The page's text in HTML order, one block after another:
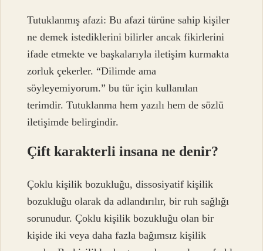
Tutuklanmış afazi: Bu afazi türüne sahip kişiler
ne demek istediklerini bilirler ancak fikirlerini
ifade etmekte ve başkalarıyla iletişim kurmakta
zorluk çekerler. “Dilimde ama
söyleyemiyorum.” bu tür için kullanılan
terimdir. Tutuklanma hem yazılı hem de sözlü
iletişimde belirgindir.
Çift karakterli insana ne denir?
Çoklu kişilik bozukluğu, dissosiyatif kişilik
bozukluğu olarak da adlandırılır, bir ruh sağlığı
sorunudur. Çoklu kişilik bozukluğu olan bir
kişide iki veya daha fazla bağımsız kişilik